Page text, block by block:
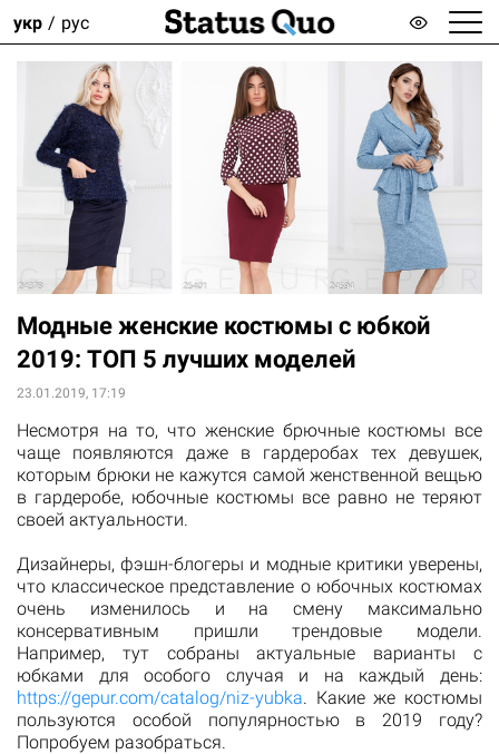
укр рус
Модные женские костюмы с юбкой
2019: ТОП 5 лучших моделей
23.01.2019, 17:19
Несмотря на то, что женские брючные костюмы все
чаще появляются даже в гардеробах тех девушек,
которым брюки не кажутся самой женственной вещью
в гардеробе, юбочные костюмы все равно не теряют
своей актуальности.
Дизайнеры, фэшн-блогеры и модные критики уверены,
что классическое представление о юбочных костюмах
очень изменилось и на смену максимально
консервативным пришли трендовые модели.
Например, тут собраны актуальные варианты с
юбками для особого случая и на каждый день:
https://gepur.com/catalog/niz-yubka. Какие же костюмы
пользуются особой популярностью в 2019 году?
Попробуем разобраться.